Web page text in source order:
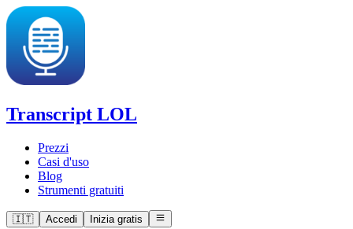
Transcript LOL
Prezzi
Casi d'uso
Blog
Strumenti gratuiti
🇮🇹 Accedi Inizia gratis